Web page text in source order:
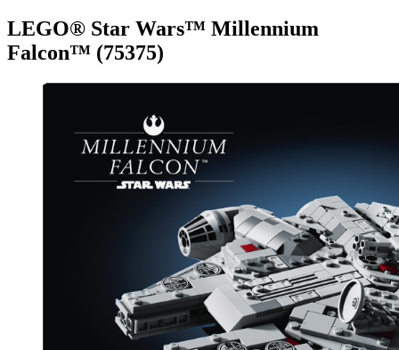
LEGO® Star Wars™ Millennium
Falcon™ (75375)